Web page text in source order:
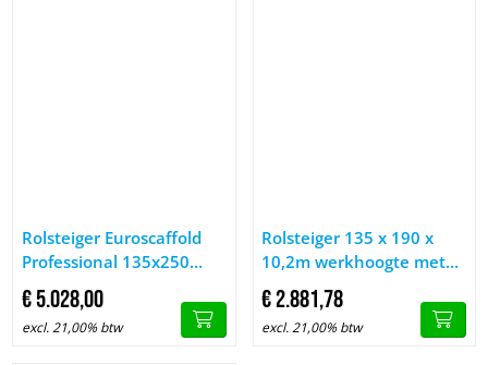
Afbeelding Rolsteiger Euroscaffold Professional 135x250
Rolsteiger Euroscaffold
Professional 135x250
14,2m werkhoogte tegen
de gevel
€5.028,00
excl. 21,00% btw
Afbeelding Rolsteiger 135 x
Rolsteiger 135 x 190 x
10,2m werkhoogte met
vario voorloopleuning
€2.881,78
excl. 21,00% btw